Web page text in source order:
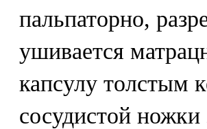
пальпаторно,
ушивается
капсулу толстым
сосудистой